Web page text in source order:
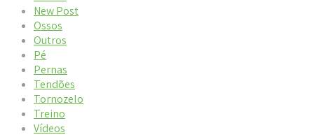
New Post
Ossos
Outros
Pé
Pernas
Tendões
Tornozelo
Treino
Vídeos